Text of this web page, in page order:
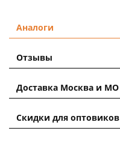
Аналоги
Отзывы
Доставка Москва и МО
Скидки для оптовиков